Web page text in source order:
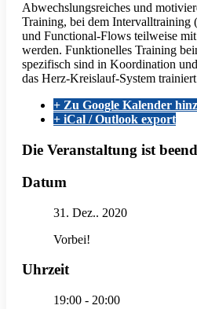
Abwechslungsreiches und
Training, bei dem Intervalltraining
und Functional-Flows teilweise
werden. Funktionelles Training
spezifisch sind in Koordination
das Herz-Kreislauf-System
+ Zu Google Kalender
+ iCal / Outlook export
Die Veranstaltung ist
Datum
31. Dez.. 2020
Vorbei!
Uhrzeit
19:00 - 20:00